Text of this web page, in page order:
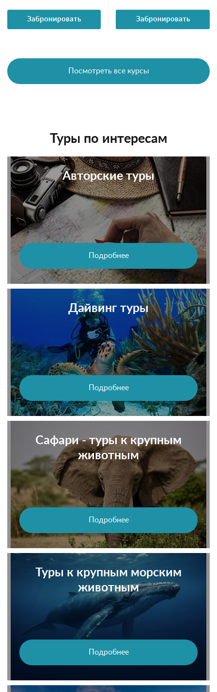
Забронировать Забронировать
Посмотреть все курсы
Туры по интересам
Авторские туры
Подробнее
Дайвинг туры
Подробнее
Сафари - туры к крупным
животным
Подробнее
Туры к крупным морским
животным
Подробнее